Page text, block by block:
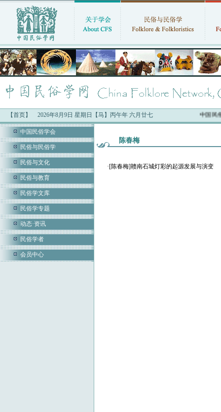
【首页】 2026年8月9日 星期日【马】丙午年 六月廿七 中国民
中国民俗学会
民俗与民俗学
民俗与文化
民俗与教育
民俗学文库
民俗学专题
动态·资讯
民俗学者
会员中心
陈春梅
·[陈春梅]赣南石城灯彩的起源发展与演变